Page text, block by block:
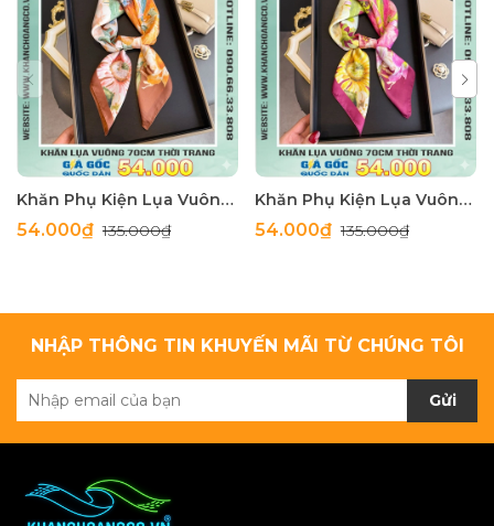
Khăn Phụ Kiện Lụa Vuông 70cm - Thế Giới Khăn Đẹp C1062_4
54.000₫135.000₫
Khăn Phụ Kiện Lụa Vuông 70cm - Thế Giới Khăn Đẹp C1062_3
54.000₫135.000₫
NHẬP THÔNG TIN KHUYẾN MÃI TỪ CHÚNG TÔI
Gửi